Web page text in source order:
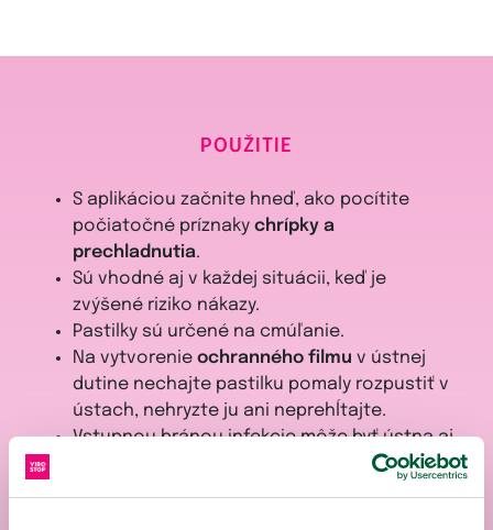
POUŽITIE
S aplikáciou začnite hneď, ako pocítite
počiatočné príznakychrípky a
prechladnutia.
Sú vhodné aj v každej situácii, keď je
zvýšené riziko nákazy.
Pastilky sú určené na cmúľanie.
Na vytvorenieochranného filmu v ústnej
dutine nechajte pastilku pomaly rozpustiť v
ústach, nehryzte ju ani neprehĺtajte.
Vstupnou bránou infekcie môže byť ústna aj
nosová sliznica. Pre maximálny účinok